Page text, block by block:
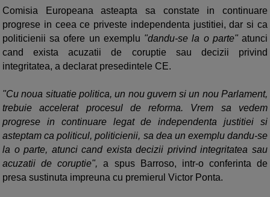
Comisia Europeana asteapta sa constate in continuare
progrese in ceea ce priveste independenta justitiei, dar si ca
politicienii sa ofere un exemplu "dandu-se la o parte"atunci
cand exista acuzatii de coruptie sau decizii privind
integritatea, a declarat presedintele CE.
"Cu noua situatie politica, un nou guvern si un nou Parlament,
trebuie accelerat procesul de reforma. Vrem sa vedem
progrese in continuare legat de independenta justitiei si
asteptam ca politicul, politicienii, sa dea un exemplu dandu-se
la o parte, atunci cand exista decizii privind integritatea sau
acuzatii de coruptie", a spus Barroso, intr-o conferinta de
presa sustinuta impreuna cu premierul Victor Ponta.